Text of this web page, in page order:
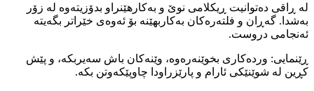
لە ڕاقی دەتوانیت ڕیکلامی نوێ و بەکارهێنراو بدۆزیتەوە لە زۆر
بەشدا. گەڕان و فلتەرەکان بەکاربهێنە بۆ ئەوەی خێراتر بگەیتە
ئەنجامی دروست.
ڕێنمایی: وردەکاری بخوێنەرەوە، وێنەکان باش سەیربکە، و پێش
کڕین لە شوێنێکی ئارام و پارێزراودا چاوپێکەوتن بکە.